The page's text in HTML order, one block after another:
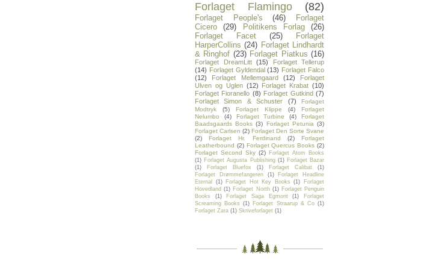
Forlaget Flamingo (82)
Forlaget People's (46)
Forlaget
Cicero
(29) Politikens Forlag
(26)
Forlaget Facet
(25)
Forlaget
HarperCollins (24) Forlaget Lindhardt
& Ringhof (23) Forlaget Piatkus (16)
Forlaget DreamLitt (15)
Forlaget Tellerup
(14) Forlaget Gyldendal (13) Forlaget Falco
(12)
Forlaget Mellemgaard (12)
Forlaget
Ulven og Uglen (12) Forlaget Krabat (10)
Forlaget Fioranello (8) Forlaget Gutkind (7)
Forlaget Simon & Schuster
(7)
Forlaget
Modtryk
(5) Forlaget Klippe (4)
Forlaget
Nelumbo
(4) Forlaget Turbine (4)
Forlaget
Baadsgaards Books (3) Forlaget Petunia (3)
Forlaget Carlsen (2) Forlaget Den Sorte Svane
(2)
Forlaget Hr. Ferdinand (2)
Forlaget
Leatherbound (2) Forlaget Quercus Books (2)
Forlaget Second Sky (2) Forlaget Atom Books
(1) Forlaget Augusta Publishing (1) Forlaget Bazar
(1)
Forlaget Bluefox (1) Forlaget Calibat
(1)
Forlaget Drømmefangeren
(1)
Forlaget Headline
Eternal
(1) Forlaget Hot Key Books (1)
Forlaget
Hovedland (1) Forlaget North (1) Forlaget Penguin
Books
(1) Forlaget Saga Egmont (1)
Forlaget
Screaming Books
(1) Forlaget Straarup & Co (1)
Forlaget Zara (1) Skriveforlaget (1)